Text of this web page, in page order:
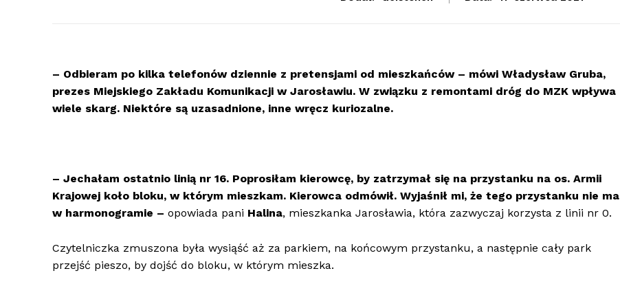
– Odbieram po kilka telefonów dziennie z pretensjami od mieszkańców – mówi Władysław Gruba,
prezes Miejskiego Zakładu Komunikacji w Jarosławiu. W związku z remontami dróg do MZK wpływa
wiele skarg. Niektóre są uzasadnione, inne wręcz kuriozalne.
– Jechałam ostatnio linią nr 16. Poprosiłam kierowcę, by zatrzymał się na przystanku na os. Armii
Krajowej koło bloku, w którym mieszkam. Kierowca odmówił. Wyjaśnił mi, że tego przystanku nie ma
w harmonogramie – opowiada pani Halina, mieszkanka Jarosławia, która zazwyczaj korzysta z linii nr 0.
Czytelniczka zmuszona była wysiąść aż za parkiem, na końcowym przystanku, a następnie cały park
przejść pieszo, by dojść do bloku, w którym mieszka.